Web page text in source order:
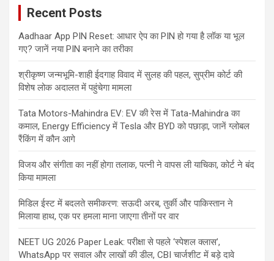
Recent Posts
Aadhaar App PIN Reset: आधार ऐप का PIN हो गया है लॉक या भूल
गए? जानें नया PIN बनाने का तरीका
श्रीकृष्ण जन्मभूमि-शाही ईदगाह विवाद में सुलह की पहल, सुप्रीम कोर्ट की
विशेष लोक अदालत में पहुंचेगा मामला
Tata Motors-Mahindra EV: EV की रेस में Tata-Mahindra का
कमाल, Energy Efficiency में Tesla और BYD को पछाड़ा, जानें ग्लोबल
रैंकिंग में कौन आगे
विजय और संगीता का नहीं होगा तलाक, पत्नी ने वापस ली याचिका, कोर्ट ने बंद
किया मामला
मिडिल ईस्ट में बदलते समीकरण: सऊदी अरब, तुर्की और पाकिस्तान ने
मिलाया हाथ, एक पर हमला माना जाएगा तीनों पर वार
NEET UG 2026 Paper Leak: परीक्षा से पहले ‘स्पेशल क्लास’,
WhatsApp पर सवाल और लाखों की डील, CBI चार्जशीट में बड़े दावे